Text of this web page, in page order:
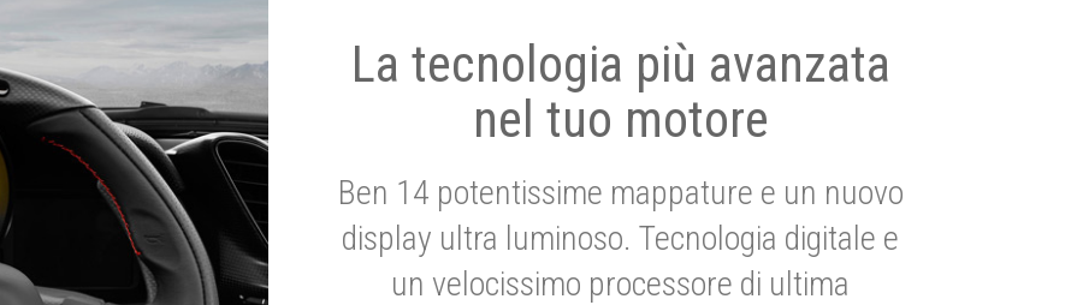
La tecnologia più avanzata
nel tuo motore
Ben 14 potentissime mappature e un nuovo
display ultra luminoso. Tecnologia digitale e
un velocissimo processore di ultima